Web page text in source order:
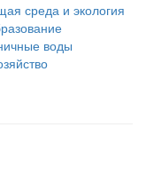
среда и экология
воды